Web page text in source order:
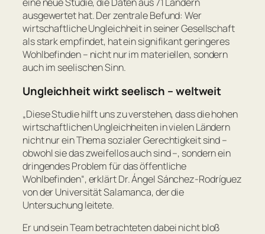
ausgewertet hat. Der zentrale Befund: Wer
wirtschaftliche Ungleichheit in seiner Gesellschaft
als stark empfindet, hat ein signifikant geringeres
Wohlbefinden – nicht nur im materiellen, sondern
auch im seelischen Sinn.
Ungleichheit wirkt seelisch – weltweit
„Diese Studie hilft uns zu verstehen, dass die hohen
wirtschaftlichen Ungleichheiten in vielen Ländern
nicht nur ein Thema sozialer Gerechtigkeit sind –
obwohl sie das zweifellos auch sind –, sondern ein
dringendes Problem für das öffentliche
Wohlbefinden“, erklärt Dr. Ángel Sánchez-Rodríguez
von der Universität Salamanca, der die
Untersuchung leitete.
Er und sein Team betrachteten dabei nicht bloß